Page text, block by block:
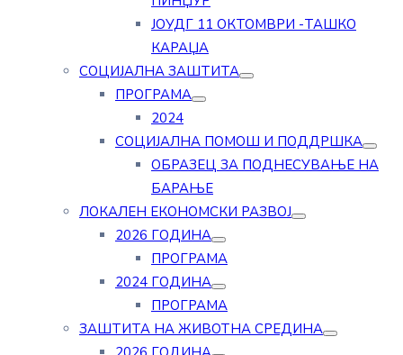
ЈОУДГ 11 ОКТОМВРИ -ТАШКО
КАРАЏА
СОЦИЈАЛНА ЗАШТИТА
ПРОГРАМА
2024
СОЦИЈАЛНА ПОМОШ И ПОДДРШКА
ОБРАЗЕЦ ЗА ПОДНЕСУВАЊЕ НА
БАРАЊЕ
ЛОКАЛЕН ЕКОНОМСКИ РАЗВОЈ
2026 ГОДИНА
ПРОГРАМА
2024 ГОДИНА
ПРОГРАМА
ЗАШТИТА НА ЖИВОТНА СРЕДИНА